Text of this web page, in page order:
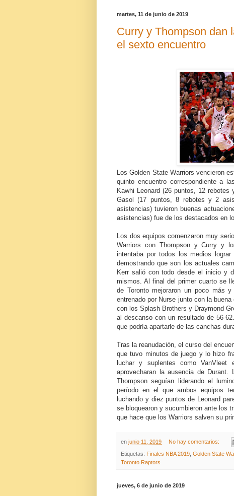
martes, 11 de junio de 2019
Curry y Thompson dan
el sexto encuentro
Los Golden State Warriors vencieron
quinto encuentro correspondiente a
Kawhi Leonard (26 puntos, 12
Gasol (17 puntos, 8 rebotes y 2
asistencias) tuvieron buenas
asistencias) fue de los destacados en
Los dos equipos comenzaron muy
Warriors con Thompson y Curry y
intentaba por todos los medios
demostrando que son los actuales
Kerr salió con todo desde el inicio y
mismos. Al final del primer cuarto se
de Toronto mejoraron un poco más
entrenado por Nurse junto con la
con los Splash Brothers y Draymond
al descanso con un resultado de 56-
que podría apartarle de las canchas
Tras la reanudación, el curso del
que tuvo minutos de juego y lo hizo
luchar y suplentes como
aprovecharan la ausencia de
Thompson seguían liderando el
período en el que ambos equipos
luchando y diez puntos de Leonard
se bloquearon y sucumbieron ante los
que hace que los Warriors salven su
en junio 11, 2019 No hay comentarios:
Etiquetas: Finales NBA 2019 Golden State
Toronto Raptors
jueves, 6 de junio de 2019